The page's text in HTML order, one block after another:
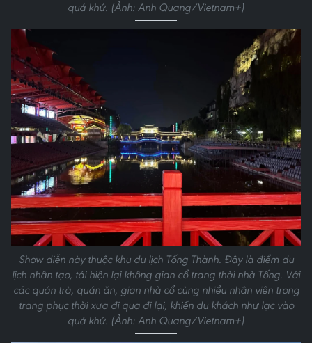
quá khứ. (Ảnh: Anh Quang/Vietnam+)
Show diễn này thuộc khu du lịch Tống Thành. Đây là điểm du
lịch nhân tạo, tái hiện lại không gian cổ trang thời nhà Tống. Với
các quán trà, quán ăn, gian nhà cổ cùng nhiều nhân viên trong
trang phục thời xưa đi qua đi lại, khiến du khách như lạc vào
quá khứ. (Ảnh: Anh Quang/Vietnam+)